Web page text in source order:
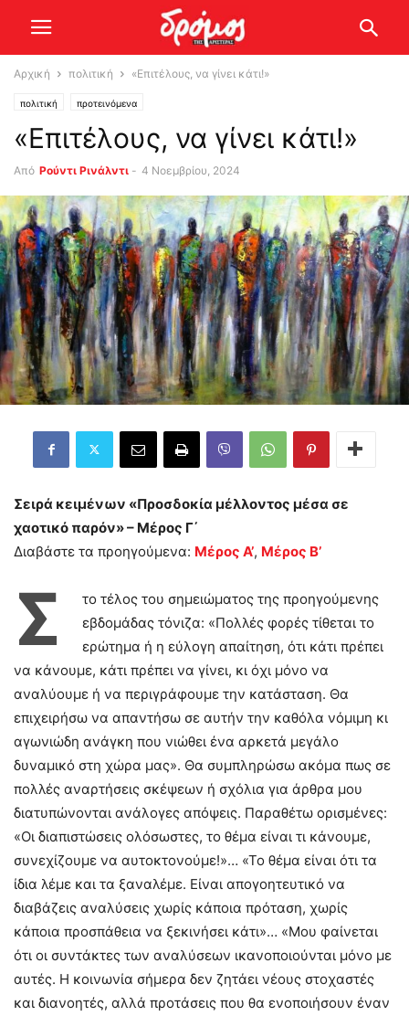
Αρχική πολιτική «Επιτέλους, να γίνει κάτι!»
πολιτική προτεινόμενα
«Επιτέλους, να γίνει κάτι!»
Από Ρούντι Ρινάλντι - 4 Νοεμβρίου, 2024
Σειρά κειμένων «Προσδοκία μέλλοντος μέσα σε
χαοτικό παρόν» – Μέρος Γ΄
Διαβάστε τα προηγούμενα: Μέρος Α’, Μέρος Β’
Σ
το τέλος του σημειώματος της προηγούμενης
εβδομάδας τόνιζα: «Πολλές φορές τίθεται το
ερώτημα ή η εύλογη απαίτηση, ότι κάτι πρέπει
να κάνουμε, κάτι πρέπει να γίνει, κι όχι μόνο να
αναλύουμε ή να περιγράφουμε την κατάσταση. Θα
επιχειρήσω να απαντήσω σε αυτήν την καθόλα νόμιμη κι
αγωνιώδη ανάγκη που νιώθει ένα αρκετά μεγάλο
δυναμικό στη χώρα μας». Θα συμπληρώσω ακόμα πως σε
πολλές αναρτήσεις σκέψεων ή σχόλια για άρθρα μου
διατυπώνονται ανάλογες απόψεις. Παραθέτω ορισμένες:
«Οι διαπιστώσεις ολόσωστες, το θέμα είναι τι κάνουμε,
συνεχίζουμε να αυτοκτονούμε!»… «Το θέμα είναι ότι τα
ίδια λέμε και τα ξαναλέμε. Είναι απογοητευτικό να
διαβάζεις αναλύσεις χωρίς κάποια πρόταση, χωρίς
κάποια προσπάθεια να ξεκινήσει κάτι»… «Μου φαίνεται
ότι οι συντάκτες των αναλύσεων ικανοποιούνται μόνο με
αυτές. Η κοινωνία σήμερα δεν ζητάει νέους στοχαστές
και διανοητές, αλλά προτάσεις που θα ενοποιήσουν έναν